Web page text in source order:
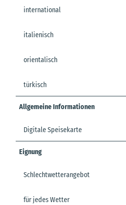
international
italienisch
orientalisch
türkisch
Allgemeine Informationen
Digitale Speisekarte
Eignung
Schlechtwetterangebot
für jedes Wetter